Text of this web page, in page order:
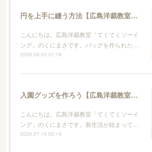
円を上手に縫う方法【広島洋裁教室・てくてくソーイング】
こんにちは。広島洋裁教室「てくてくソーイ
ング」のくにまさです。バッグを作られた…
2026.08.03 01:18
入園グッズを作ろう【広島洋裁教室・てくてくソーイング】
こんにちは。広島洋裁教室「てくてくソーイ
ング」のくにまさです。新生活が始まって…
2026.07.10 00:19